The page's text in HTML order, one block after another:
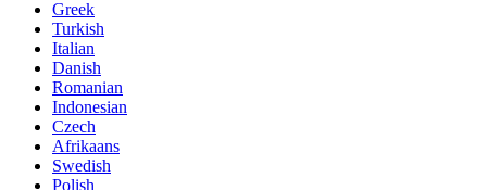
Greek
Turkish
Italian
Danish
Romanian
Indonesian
Czech
Afrikaans
Swedish
Polish